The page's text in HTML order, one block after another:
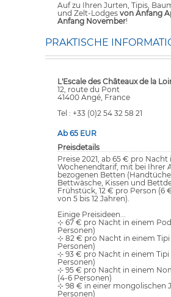
Auf zu Ihren Jurten, Tipis,
und Zelt-Lodges von Anfang
Anfang November!
PRAKTISCHE
L'Escale des Châteaux de la
12, route du Pont
41400 Angé, France
Tel : +33 (0)2 54 32 58 21
Ab 65 EUR
Preisdetails
Preise 2021, ab 65 € pro Nacht
Wochenendtarif, mit bei Ihrer
bezogenen Betten
Bettwäsche, Kissen und
Frühstück, 12 € pro Person (6
von 5 bis 12 Jahren).
Einige Preisideen...
⊹ 67 € pro Nacht in einem
Personen)
⊹ 82 € pro Nacht in einem Tipi
Personen)
⊹ 93 € pro Nacht in einem Tipi
Personen)
⊹ 95 € pro Nacht in einem
(4-6 Personen)
⊹ 98 € in einer mongolischen
Personen)